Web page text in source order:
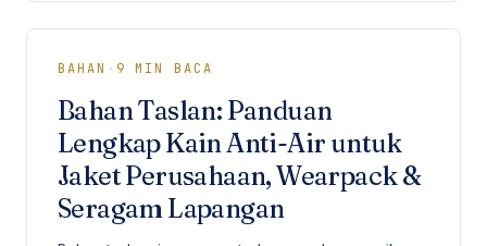
BAHAN · 9 MIN BACA
Bahan Taslan: Panduan
Lengkap Kain Anti-Air untuk
Jaket Perusahaan, Wearpack &
Seragam Lapangan